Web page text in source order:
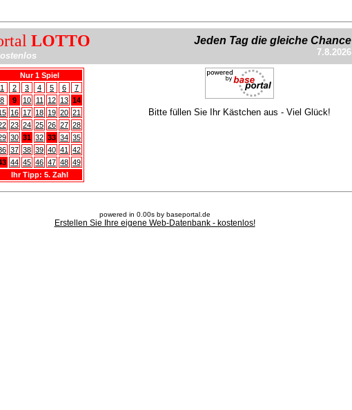
LOTTO Jeden Tag die gleiche Chance
7.8.2026
Nur 1 Spiel
1
2 3 4 5 6
7
8
9 10 11 12 13 14
16 17 18 19 20 21
23 24 25 26 27 28
30 31 32 33 34 35
37 38 39 40 41
42
44 45 46 47 48 49
Ihr Tipp: 5. Zahl
Bitte füllen Sie Ihr Kästchen aus - Viel Glück!
powered in 0.00s by baseportal.de
Erstellen Sie Ihre eigene Web-Datenbank - kostenlos!